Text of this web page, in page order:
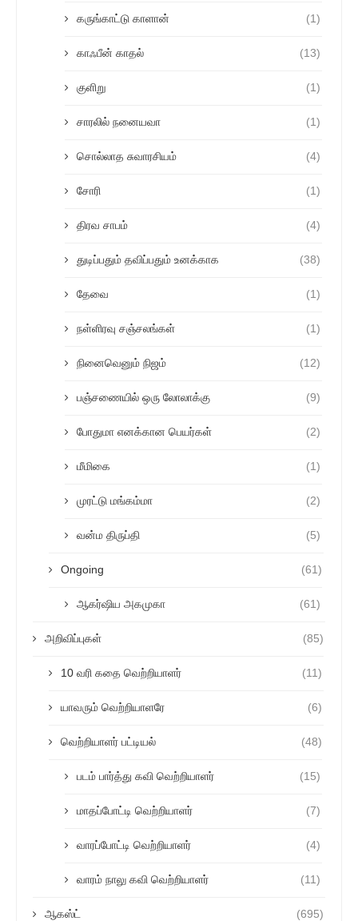
கருங்காட்டு காளான் (1)
காஃபீன் காதல் (13)
குளிறு (1)
சாரலில் நனையவா (1)
சொல்லாத சுவாரசியம் (4)
சோரி (1)
திரவ சாபம் (4)
துடிப்பதும் தவிப்பதும் உனக்காக (38)
தேவை (1)
நள்ளிரவு சஞ்சலங்கள் (1)
நினைவெனும் நிஜம் (12)
பஞ்சணையில் ஒரு லோலாக்கு (9)
போதுமா எனக்கான பெயர்கள் (2)
மீமிகை (1)
முரட்டு மங்கம்மா (2)
வன்ம திருப்தி (5)
Ongoing (61)
ஆகர்ஷிய அகமுகா (61)
அறிவிப்புகள் (85)
10 வரி கதை வெற்றியாளர் (11)
யாவரும் வெற்றியாளரே (6)
வெற்றியாளர் பட்டியல் (48)
படம் பார்த்து கவி வெற்றியாளர் (15)
மாதப்போட்டி வெற்றியாளர் (7)
வாரப்போட்டி வெற்றியாளர் (4)
வாரம் நாலு கவி வெற்றியாளர் (11)
ஆகஸ்ட் (695)